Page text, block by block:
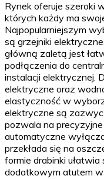
Rynek oferuje szeroki
których każdy ma
Najpopularniejszym
są grzejniki
główną zaletą jest
podłączenia do
instalacji elektrycznej.
elektryczne oraz
elastyczność w
elektryczne są
pozwala na
automatyczne
przekłada się na
formie drabinki
dodatkowym atutem w